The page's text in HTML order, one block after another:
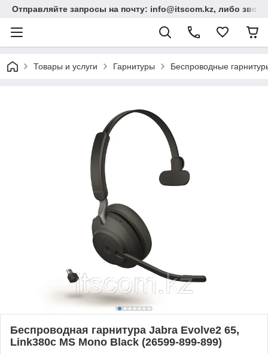
Отправляйте запросы на почту: info@itscom.kz, либо
Товары и услуги Гарнитуры Беспроводные
Беспроводная гарнитура Jabra Evolve2 65,
Link380c MS Mono Black (26599-899-899)